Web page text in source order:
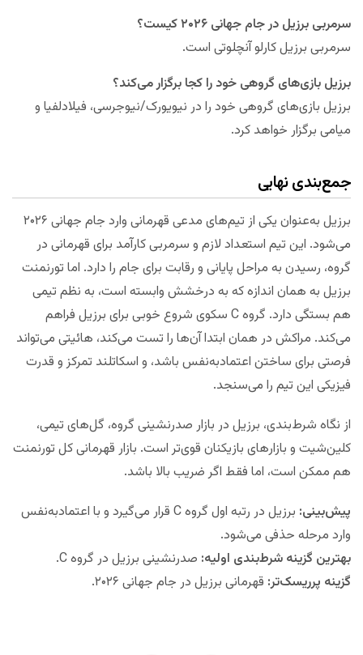
سرمربی برزیل در جام جهانی ۲۰۲۶ کیست؟
سرمربی برزیل کارلو آنچلوتی است.
برزیل بازی‌های گروهی خود را کجا برگزار می‌کند؟
برزیل بازی‌های گروهی خود را در نیویورک/نیوجرسی، فیلادلفیا و
میامی برگزار خواهد کرد.
جمع‌بندی نهایی
برزیل به‌عنوان یکی از تیم‌های مدعی قهرمانی وارد جام جهانی ۲۰۲۶
می‌شود. این تیم استعداد لازم و سرمربی کارآمد برای قهرمانی در
گروه، رسیدن به مراحل پایانی و رقابت برای جام را دارد. اما تورنمنت
برزیل به همان اندازه که به درخشش وابسته است، به نظم تیمی
هم بستگی دارد. گروه C سکوی شروع خوبی برای برزیل فراهم
می‌کند. مراکش در همان ابتدا آن‌ها را تست می‌کند، هائیتی می‌تواند
فرصتی برای ساختن اعتمادبه‌نفس باشد، و اسکاتلند تمرکز و قدرت
فیزیکی این تیم را می‌سنجد.
از نگاه شرط‌بندی، برزیل در بازار صدرنشینی گروه، گل‌های تیمی،
کلین‌شیت و بازارهای بازیکنان قوی‌تر است. بازار قهرمانی کل تورنمنت
هم ممکن است، اما فقط اگر ضریب بالا باشد.
پیش‌بینی:
برزیل در رتبه اول گروه C قرار می‌گیرد و با اعتمادبه‌نفس
وارد مرحله حذفی می‌شود.
بهترین گزینه شرط‌بندی اولیه: صدرنشینی برزیل در گروه C.
گزینه پرریسک‌تر: قهرمانی برزیل در جام جهانی ۲۰۲۶.